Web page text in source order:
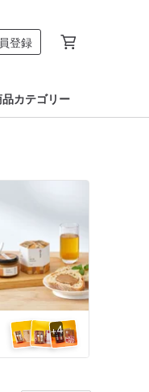
登録
カテゴリー
+4